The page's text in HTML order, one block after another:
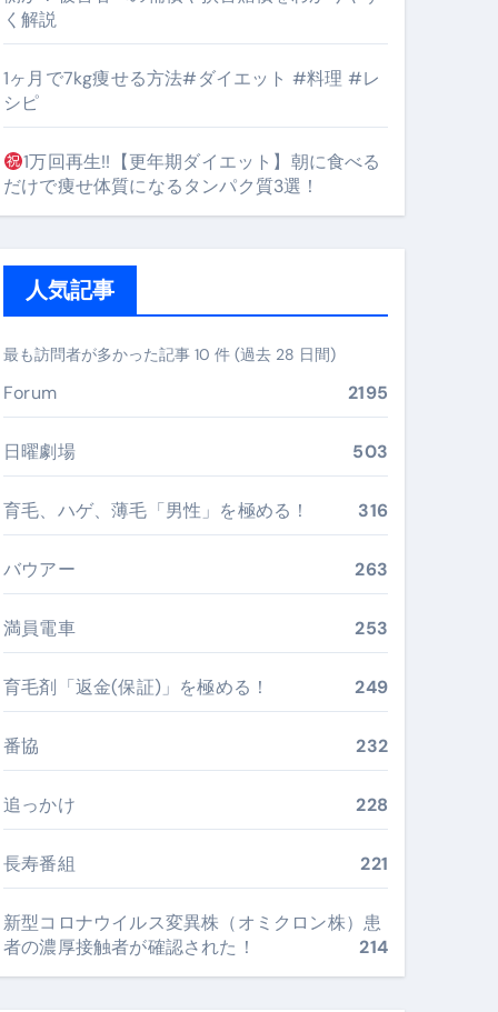
るのが独自ドメイン
システム」完全ガイド
イド
実践大全
／FDA／ソラシドエアを目的別に選ぶコツと、失敗し
レ #美容 #健康 #雑学 #ナレーター #小林将大
#美容 #健康 #雑学 #ナレーター #小林将大
レ #美容 #健康 #雑学 #ナレーター #小林将大
すめ・選び方・洗い方・Q&Aまで
たの寝室に最適解を出す快眠ガイド
腰と体幹”を育てる選び方＆続け方ガイド
値で実現する究極の旅術
義する新しいサプリ体験
く解説
1ヶ月で7kg痩せる方法#ダイエット #料理 #レ
シピ
1万回再生!!【更年期ダイエット】朝に食べる
だけで痩せ体質になるタンパク質3選！
人気記事
最も訪問者が多かった記事 10 件 (過去 28 日間)
Forum 2195
日曜劇場 503
育毛、ハゲ、薄毛「男性」を極める！ 316
バウアー 263
満員電車 253
育毛剤「返金(保証)」を極める！ 249
番協 232
追っかけ 228
長寿番組 221
新型コロナウイルス変異株（オミクロン株）患
者の濃厚接触者が確認された！
214